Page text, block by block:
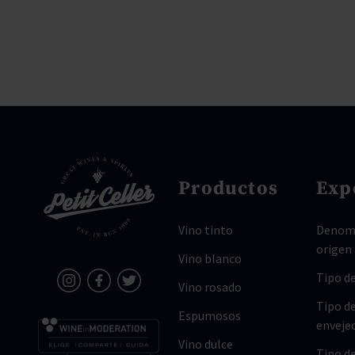
Productos
Vino tinto
Vino blanco
Vino rosado
Espumosos
Vino dulce
origen
Tipo
Tipo de